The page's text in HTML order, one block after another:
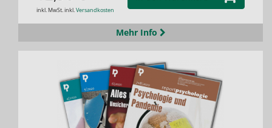
inkl. MwSt. inkl. Versandkosten
Mehr Info